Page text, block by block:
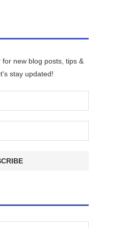
new blog posts, tips &
stay updated!